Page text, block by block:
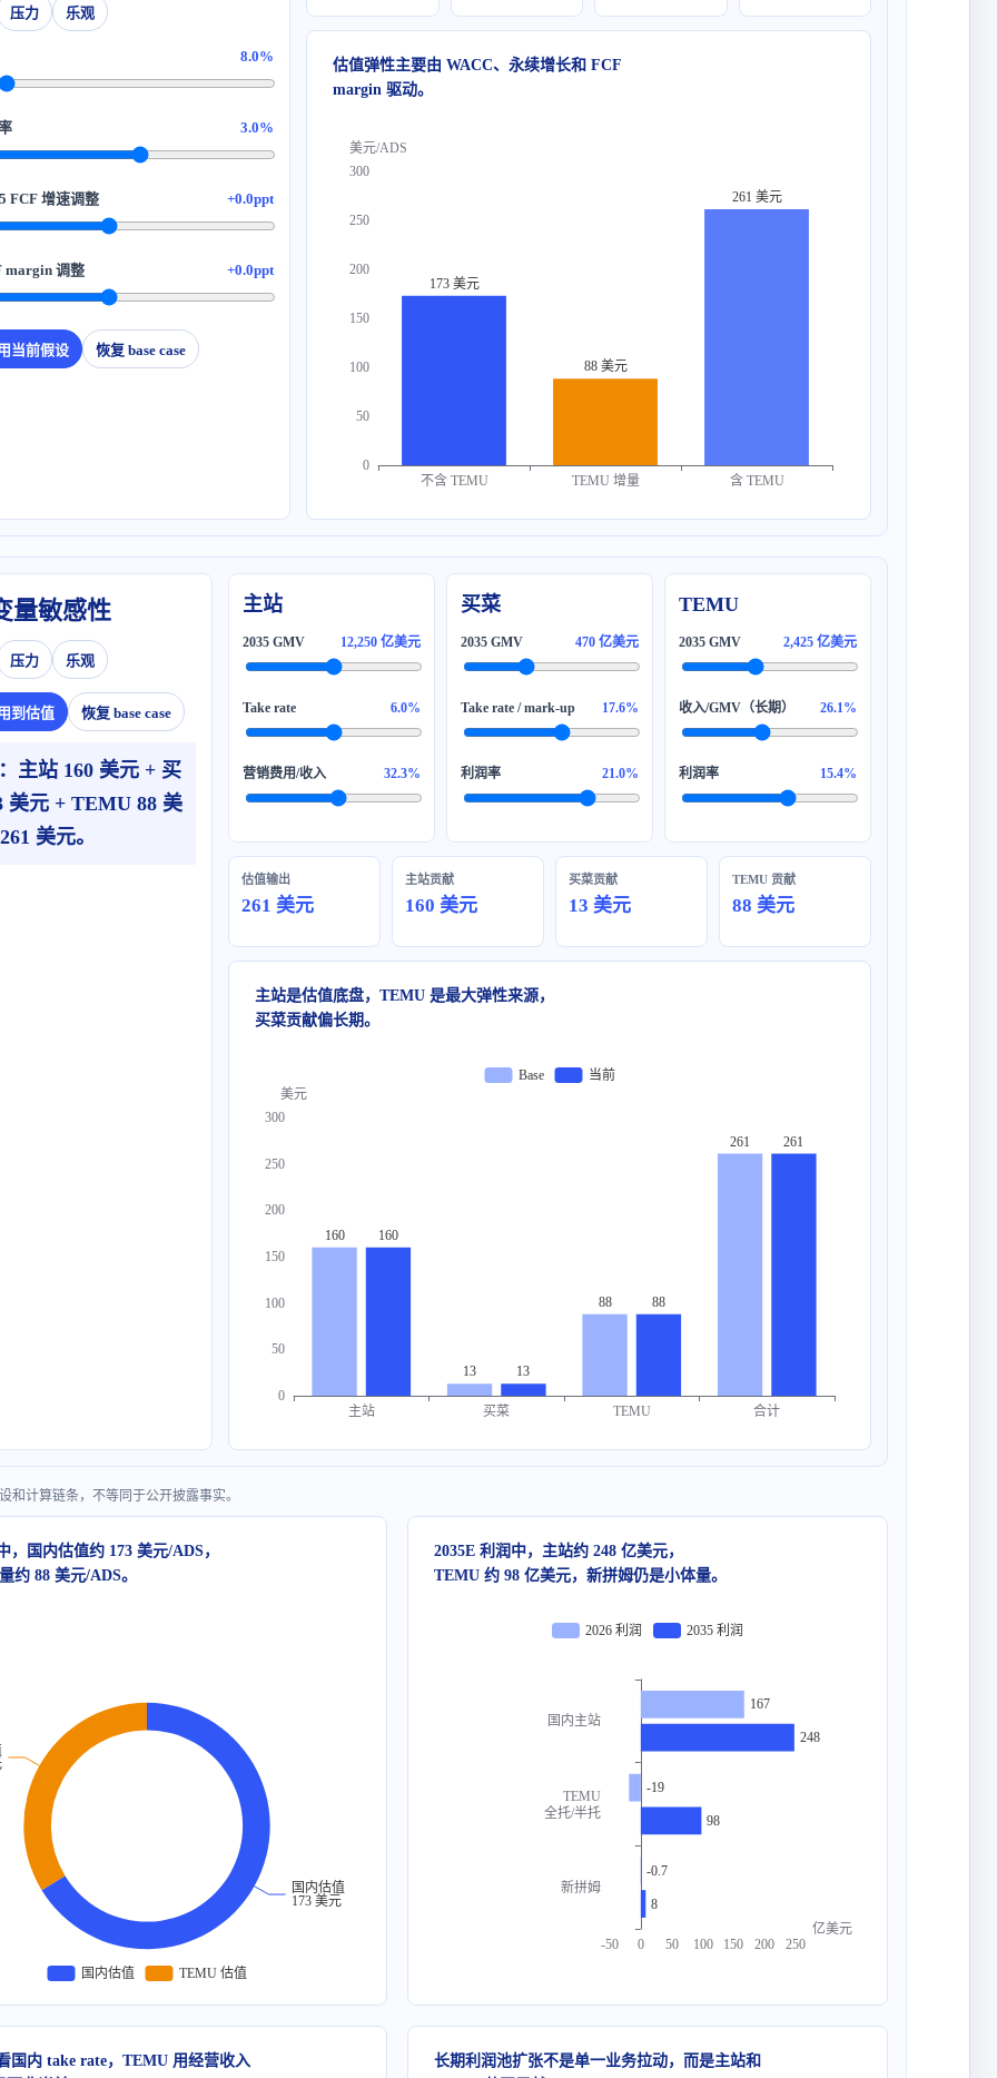
压力 乐观
8.0%
3.0%
+0.0ppt
+0.0ppt
当前假设 恢复 base case
美元/ADS
0
50
100
150
200
250
300
不含 TEMU TEMU 增量 含 TEMU
173 美元
88 美元
261 美元
估值弹性主要由 WACC、永续增长和 FCF
margin 驱动。
量敏感性
压力 乐观
到估值 恢复 base case
主站 160 美元 + 买
美元 + TEMU 88 美
美元。
主站
12,250 亿美元
6.0%
32.3%
买菜
470 亿美元
17.6%
21.0%
TEMU
2,425 亿美元
26.1%
15.4%
估值输出
261 美元
主站贡献
160 美元
买菜贡献
13 美元
TEMU 贡献
88 美元
美元
0
50
100
150
200
250
300
主站 买菜 TEMU 合计
160
13
88
261
160
13
88
261
Base 当前
主站是估值底盘，TEMU 是最大弹性来源，
买菜贡献偏长期。
和计算链条，不等同于公开披露事实。
国内估值
173 美元
国内估值 TEMU 估值
，国内估值约 173 美元/ADS，
约 88 美元/ADS。
亿美元
新拼姆
TEMU
全托/半托
国内主站
-50 0 50 100 150 200 250
-0.7
-19
167
8
98
248
2026 利润 2035 利润
2035E 利润中，主站约 248 亿美元，
TEMU 约 98 亿美元，新拼姆仍是小体量。
国内 take rate，TEMU 用经营收入
长期利润池扩张不是单一业务拉动，而是主站和